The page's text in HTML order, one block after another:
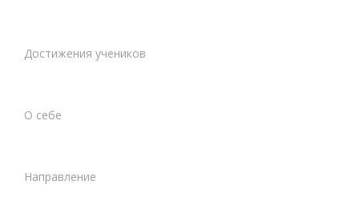
Достижения учеников
О себе
Направление